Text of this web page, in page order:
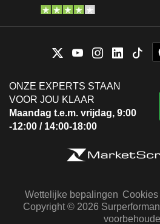
ONZE EXPERTS STAAN
VOOR JOU KLAAR
Maandag t.e.m. vrijdag, 9:00
-12:00 / 14:00-18:00
Wettelijke bepalingen
Copyright © 2026